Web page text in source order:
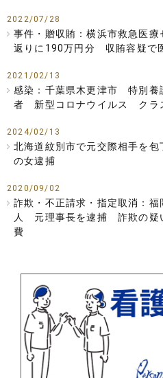
2022/07/28
事件・贈収賄：横浜市救急医
返りに190万円分 収賄容疑で
2021/02/13
感染：千葉県木更津市 特別
者 新型コロナウイルス クラ
2024/02/13
北海道紋別市で元交際相手を
の女逮捕
2020/09/02
詐欺・不正請求・指定取消：
人 元理事長を逮捕 詐欺の
費